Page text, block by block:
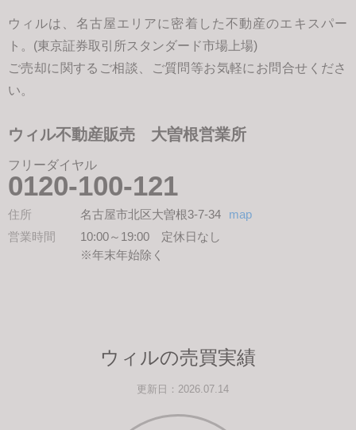
ウィルは、名古屋エリアに密着した不動産のエキスパー
ト。(東京証券取引所スタンダード市場上場)
ご売却に関するご相談、ご質問等お気軽にお問合せくださ
い。
ウィル不動産販売 大曽根営業所
フリーダイヤル
0120-100-121
住所 名古屋市北区大曽根3-7-34
map
営業時間
10:00～19:00 定休日なし
※年末年始除く
ウィルの売買実績
更新日：2026.07.14